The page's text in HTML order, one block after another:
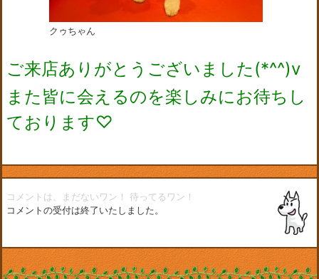
クゥちゃん
ご来店ありがとうございました(*^^)v
また皆に会えるのを楽しみにお待ちし
ております♡
コメントは、まだないワン！待ってるワン！
コメントの受付は終了いたしました。